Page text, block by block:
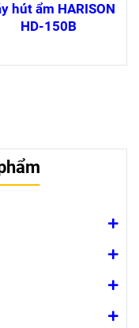
hút ẩm HARISON
HD-150B